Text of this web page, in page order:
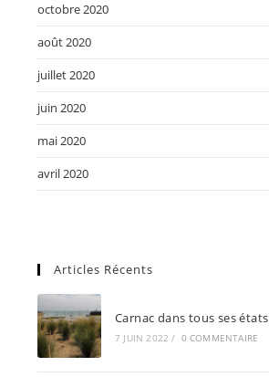
octobre 2020
août 2020
juillet 2020
juin 2020
mai 2020
avril 2020
Articles Récents
Carnac dans tous ses états
7 JUIN 2022 / 0 COMMENTAIRE